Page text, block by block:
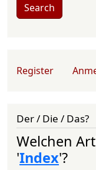
Search
Register
Der / Die / Das?
Welchen
'Index'?